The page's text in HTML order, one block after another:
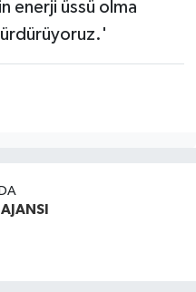
enerji üssü olma